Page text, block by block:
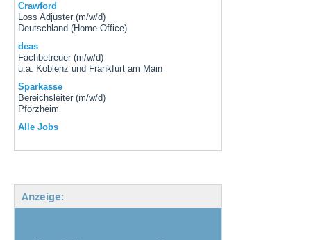
Crawford
Loss Adjuster (m/w/d)
Deutschland (Home Office)
deas
Fachbetreuer (m/w/d)
u.a. Koblenz und Frankfurt am Main
Sparkasse
Bereichsleiter (m/w/d)
Pforzheim
Alle Jobs
Anzeige: